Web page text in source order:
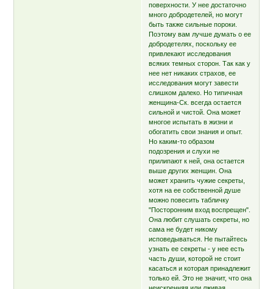
поверхности. У нее достаточно
много добродетелей, но могут
быть также сильные пороки.
Поэтому вам лучше думать о ее
добродетелях, поскольку ее
привлекают исследования
всяких темных сторон. Так как у
нее нет никаких страхов, ее
исследования могут завести
слишком далеко. Но типичная
женщина-Ск. всегда остается
сильной и чистой. Она может
многое испытать в жизни и
обогатить свои знания и опыт.
Но каким-то образом
подозрения и слухи не
прилипают к ней, она остается
выше других женщин. Она
может хранить чужие секреты,
хотя на ее собственной душе
можно повесить табличку
"Посторонним вход воспрещен".
Она любит слушать секреты, но
сама не будет никому
исповедываться. Не пытайтесь
узнать ее секреты - у нее есть
часть души, которой не стоит
касаться и которая принадлежит
только ей. Это не значит, что она